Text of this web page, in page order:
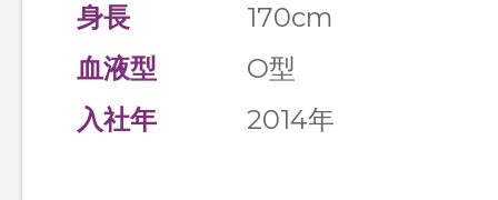
身長
170cm
血液型
O型
入社年
2014年